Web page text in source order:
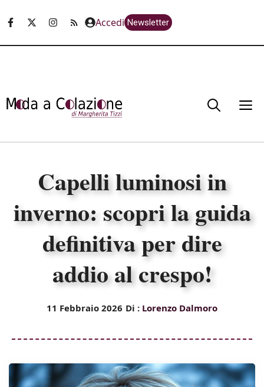
Accedi Newsletter
Capelli luminosi in
inverno: scopri la guida
definitiva per dire
addio al crespo!
11 Febbraio 2026 Di : Lorenzo Dalmoro